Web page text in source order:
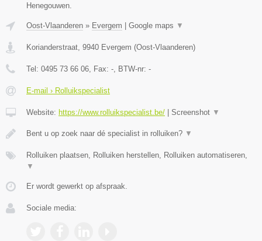
Henegouwen.
Oost-Vlaanderen » Evergem Google maps ▼
Korianderstraat 9940 Evergem (Oost-Vlaanderen)
Tel: 0495 73 66 06 , Fax: - , BTW-nr: -
E-mail › Rolluikspecialist
Website: https://www.rolluikspecialist.be/ Screenshot ▼
Bent u op zoek naar dé specialist in rolluiken? ▼
Rolluiken plaatsen, Rolluiken herstellen, Rolluiken automatiseren,
▼
Er wordt gewerkt op afspraak.
Sociale media: